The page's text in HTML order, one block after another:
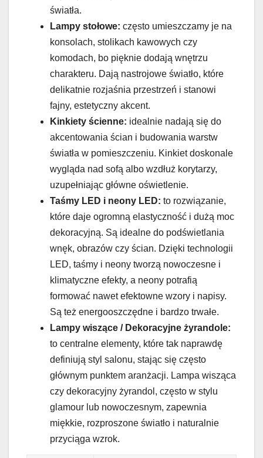
światła.
Lampy stołowe: często umieszczamy je na
konsolach, stolikach kawowych czy
komodach, bo pięknie dodają wnętrzu
charakteru. Dają nastrojowe światło, które
delikatnie rozjaśnia przestrzeń i stanowi
fajny, estetyczny akcent.
Kinkiety ścienne: idealnie nadają się do
akcentowania ścian i budowania warstw
światła w pomieszczeniu. Kinkiet doskonale
wygląda nad sofą albo wzdłuż korytarzy,
uzupełniając główne oświetlenie.
Taśmy LED i neony LED: to rozwiązanie,
które daje ogromną elastyczność i dużą moc
dekoracyjną. Są idealne do podświetlania
wnęk, obrazów czy ścian. Dzięki technologii
LED, taśmy i neony tworzą nowoczesne i
klimatyczne efekty, a neony potrafią
formować nawet efektowne wzory i napisy.
Są też energooszczędne i bardzo trwałe.
Lampy wiszące / Dekoracyjne żyrandole:
to centralne elementy, które tak naprawdę
definiują styl salonu, stając się często
głównym punktem aranżacji. Lampa wisząca
czy dekoracyjny żyrandol, często w stylu
glamour lub nowoczesnym, zapewnia
miękkie, rozproszone światło i naturalnie
przyciąga wzrok.